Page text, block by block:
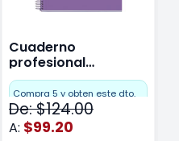
Cuaderno
profesional
Miquelrius Emotions
raya 80 hojas
Purpura
Compra 5 y obten este dto.
De: $124.00
A: $99.20